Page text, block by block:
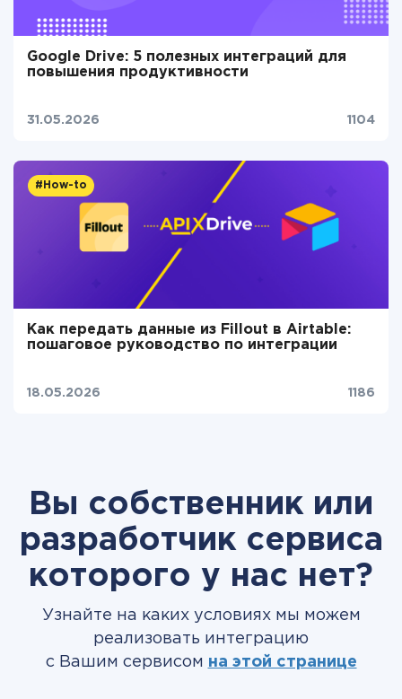
Google Drive: 5 полезных интеграций для
повышения продуктивности
31.05.2026 1104
#How-to
Как передать данные из Fillout в Airtable:
пошаговое руководство по интеграции
18.05.2026 1186
Вы собственник или
разработчик сервиса
которого у нас нет?
Узнайте на каких условиях мы можем
реализовать интеграцию
с Вашим сервисом на этой странице